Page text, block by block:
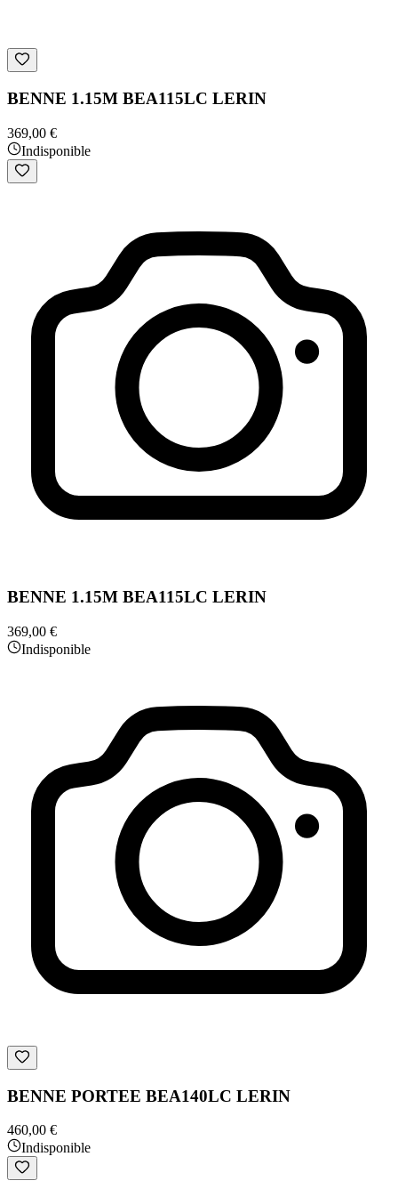
BENNE 1.15M BEA115LC LERIN
369,00 €
Indisponible
BENNE 1.15M BEA115LC LERIN
369,00 €
Indisponible
BENNE PORTEE BEA140LC LERIN
460,00 €
Indisponible